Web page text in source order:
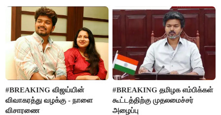
FSSAI தடை
செய்த கொடூரம்
#BREAKING விஜய்யின்
விவாகரத்து வழக்கு - நாளை
விசாரணை
#BREAKING தமிழக எம்பிக்கள்
கூட்டத்திற்கு முதலமைச்சர்
அழைப்பு